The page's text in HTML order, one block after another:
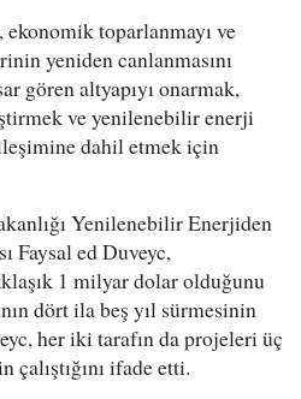
toparlanmayı ve
yeniden canlanmasını
gören altyapıyı onarmak,
ve yenilenebilir enerji
dahil etmek için
Yenilenebilir Enerjiden
Faysal ed Duveyc,
1 milyar dolar olduğunu
dört ila beş yıl sürmesinin
her iki tarafın da projeleri üç
ifade etti.